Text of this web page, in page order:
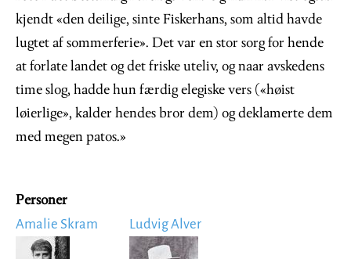
kjendt «den deilige, sinte Fiskerhans, som altid havde
lugtet af sommerferie». Det var en stor sorg for hende
at forlate landet og det friske uteliv, og naar avskedens
time slog, hadde hun færdig elegiske vers («høist
løierlige», kalder hendes bror dem) og deklamerte dem
med megen patos.»
Personer
Amalie Skram
Image
Ludvig Alver
Image